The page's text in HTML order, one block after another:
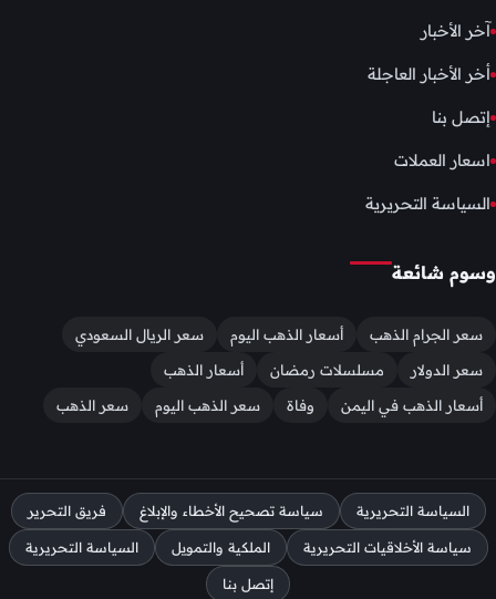
آخر الأخبار
أخر الأخبار العاجلة
إتصل بنا
اسعار العملات
السياسة التحريرية
وسوم شائعة
سعر الجرام الذهب أسعار الذهب اليوم
سعر الريال السعودي
سعر الدولار
مسلسلات رمضان
أسعار الذهب
أسعار الذهب في اليمن
وفاة سعر الذهب اليوم سعر الذهب
السياسة التحريرية سياسة تصحيح الأخطاء والإبلاغ فريق التحرير
سياسة الأخلاقيات التحريرية الملكية والتمويل السياسة التحريرية
إتصل بنا